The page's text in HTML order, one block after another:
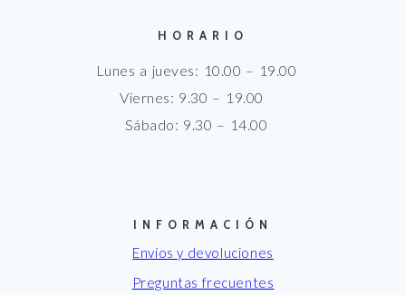
HORARIO
Lunes a jueves: 10.00 – 19.00
Viernes: 9.30 – 19.00
Sábado: 9.30 – 14.00
INFORMACIÓN
Envíos y devoluciones
Preguntas frecuentes